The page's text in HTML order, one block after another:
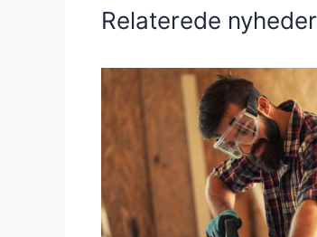
Relaterede nyheder